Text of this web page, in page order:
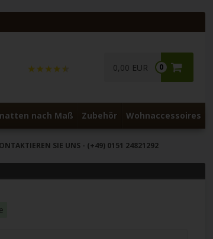
0
0,00 EUR
nach Maß Zubehör Wohnaccessoires
SIE UNS - (+49) 0151 24821292